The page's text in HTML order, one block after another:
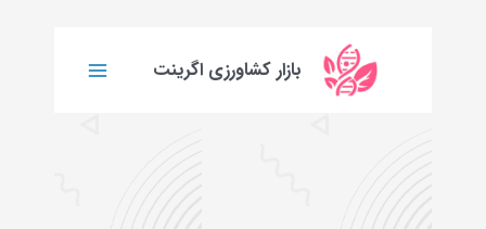
بازار کشاورزی اگرینت